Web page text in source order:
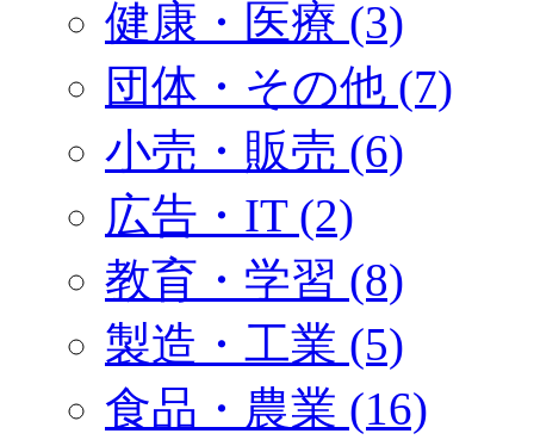
健康・医療 (3)
団体・その他 (7)
小売・販売 (6)
広告・IT (2)
教育・学習 (8)
製造・工業 (5)
食品・農業 (16)